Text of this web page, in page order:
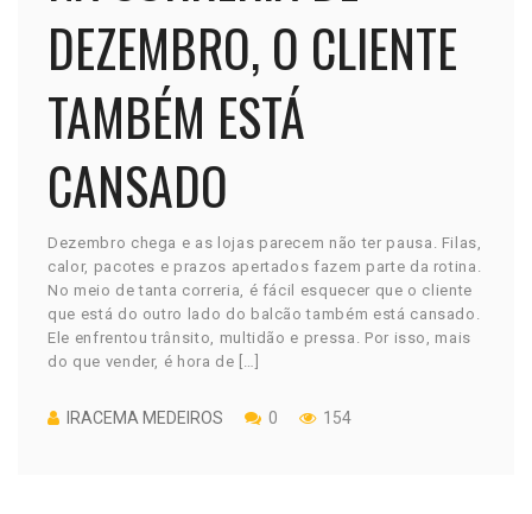
DEZEMBRO, O CLIENTE
TAMBÉM ESTÁ
CANSADO
Dezembro chega e as lojas parecem não ter pausa. Filas,
calor, pacotes e prazos apertados fazem parte da rotina.
No meio de tanta correria, é fácil esquecer que o cliente
que está do outro lado do balcão também está cansado.
Ele enfrentou trânsito, multidão e pressa. Por isso, mais
do que vender, é hora de […]
IRACEMA MEDEIROS 0 154